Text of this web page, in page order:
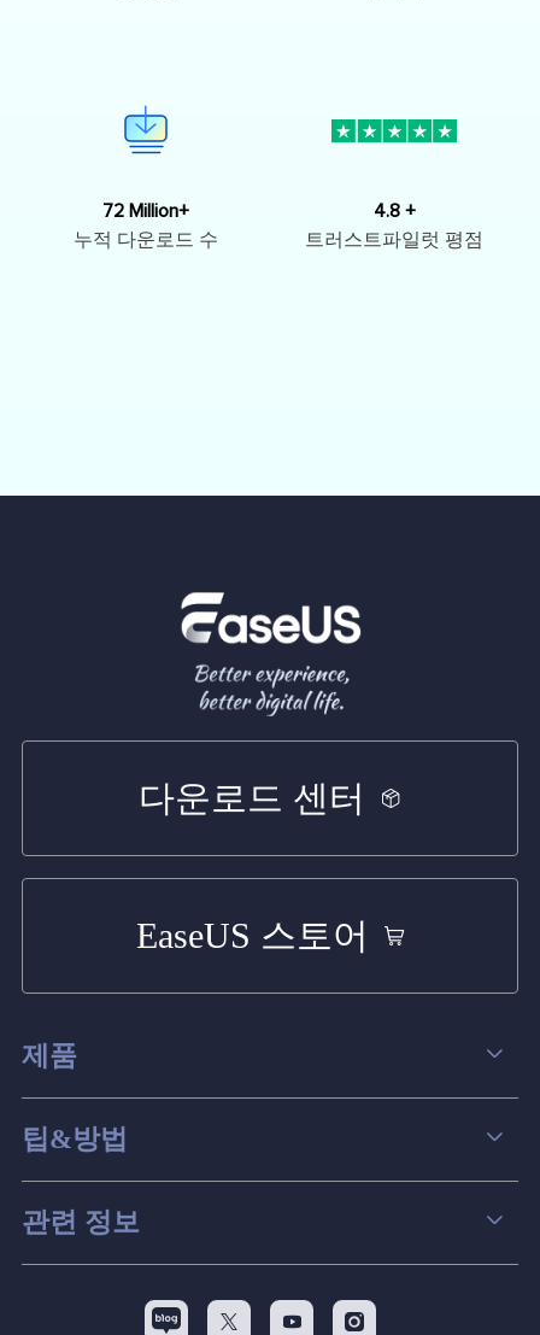
72 Million+
누적 다운로드 수
4.8 +
트러스트파일럿 평점
다운로드 센터
EaseUS 스토어
제품
데이터 복구
파티션 관리
스크린 레코더
백업&복원
팁&방법
컴퓨터 데이터 복구 팁
맥 데이터 복구 팁
디스크 파티션 팁
관련 정보
  